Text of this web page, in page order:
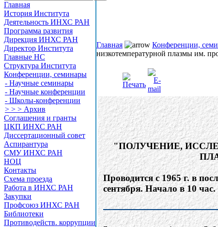
Главная
История Института
Деятельность ИНХС РАН
Программа развития
Дирекция ИНХС РАН
Директор Института
Главные НС
Структура Института
Конференции, семинары
- Научные семинары
- Научные конференции
- Школы-конференции
> > > Архив
Соглашения и гранты
ЦКП ИНХС РАН
Диссертационный совет
Аспирантура
СМУ ИНХС РАН
НОЦ
Контакты
Схема проезда
Работа в ИНХС РАН
Закупки
Профсоюз ИНХС РАН
Библиотеки
Противодейств. коррупции
Главная Конференции,
низкотемпературной плазмы им.